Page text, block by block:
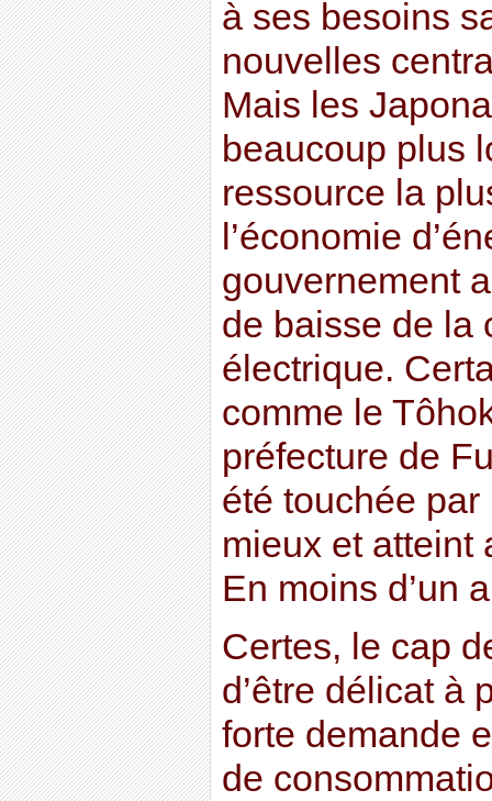
à ses besoins
nouvelles
Mais les
beaucoup plus
ressource la
l’économie
gouvernement
de baisse de la
électrique.
comme le
préfecture de
été touchée
mieux et atteint
En moins d’un
Certes, le cap
d’être délicat à
forte demande
de